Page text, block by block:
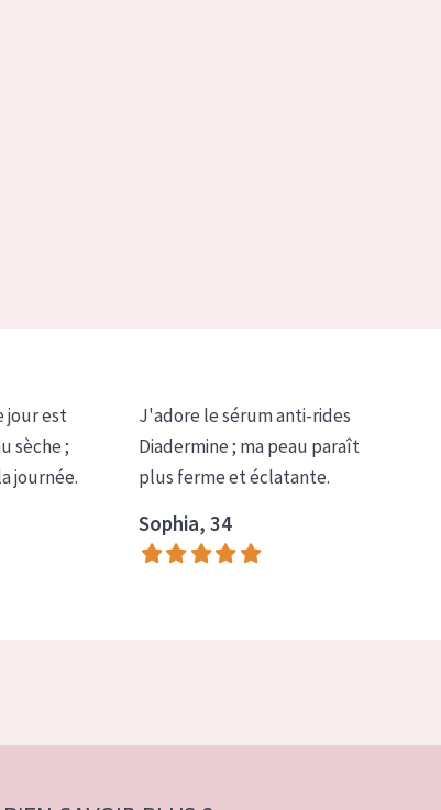
jour est
sèche ;
journée.
J'adore le sérum anti-rides
Diadermine ; ma peau paraît
plus ferme et éclatante.
Sophia, 34